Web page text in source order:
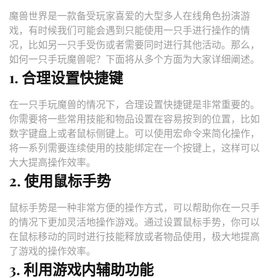
魔兽世界是一款备受玩家喜爱的大型多人在线角色扮演游
戏，有时候我们可能会遇到只能使用一只手进行操作的情
况，比如另一只手受伤或者需要同时进行其他活动。那么，
如何一只手玩魔兽呢？下面将从多个方面为大家详细阐述。
1. 合理设置快捷键
在一只手玩魔兽的情况下，合理设置快捷键是非常重要的。
你需要将一些常用技能和物品设置在容易按到的位置，比如
数字键盘上或者鼠标侧键上。可以使用宏命令来简化操作，
将一系列需要连续使用的技能绑定在一个按键上，这样可以
大大提高操作效率。
2. 使用鼠标手势
鼠标手势是一种非常方便的操作方式，可以帮助你在一只手
的情况下更加灵活地操作游戏。通过设置鼠标手势，你可以
在鼠标移动的同时进行技能释放或者物品使用，极大地提高
了游戏的操作效率。
3. 利用游戏内辅助功能